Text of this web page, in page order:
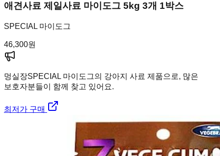
애견사료 제일사료 마이도그 5kg 3개 1박스
SPECIAL 마이도그
46,300원
멍실장SPECIAL 마이도그의 강아지 사료 제품으로, 많은
보호자분들이 함께 찾고 있어요.
최저가 구매